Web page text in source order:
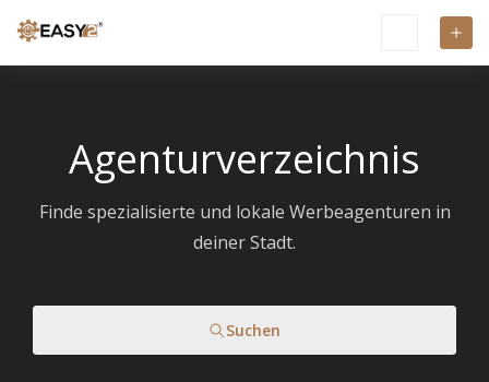
Agenturverzeichnis
Finde spezialisierte und lokale Werbeagenturen in
deiner Stadt.
Suchen